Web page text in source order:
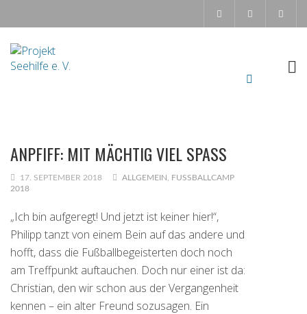
ANPFIFF: MIT MÄCHTIG VIEL SPASS
17. SEPTEMBER 2018 ALLGEMEIN
FUSSBALLCAMP 2
018
„Ich bin aufgeregt! Und jetzt ist keiner hier!“,
Philipp tanzt von einem Bein auf das andere und
hofft, dass die Fußballbegeisterten doch noch
am Treffpunkt auftauchen. Doch nur einer ist da:
Christian, den wir schon aus der Vergangenheit
kennen – ein alter Freund sozusagen. Ein